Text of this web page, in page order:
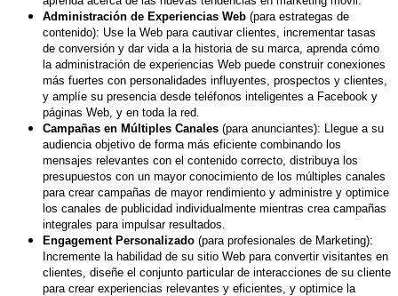
Administración de Experiencias Web (para estrategas de
contenido): Use la Web para cautivar clientes, incrementar tasas
de conversión y dar vida a la historia de su marca, aprenda cómo
la administración de experiencias Web puede construir conexiones
más fuertes con personalidades influyentes, prospectos y clientes,
y amplíe su presencia desde teléfonos inteligentes a Facebook y
páginas Web, y en toda la red.
Campañas en Múltiples Canales (para anunciantes): Llegue a su
audiencia objetivo de forma más eficiente combinando los
mensajes relevantes con el contenido correcto, distribuya los
presupuestos con un mayor conocimiento de los múltiples canales
para crear campañas de mayor rendimiento y administre y optimice
los canales de publicidad individualmente mientras crea campañas
integrales para impulsar resultados.
Engagement Personalizado (para profesionales de Marketing):
Incremente la habilidad de su sitio Web para convertir visitantes en
clientes, diseñe el conjunto particular de interacciones de su cliente
para crear experiencias relevantes y eficientes, y optimice la